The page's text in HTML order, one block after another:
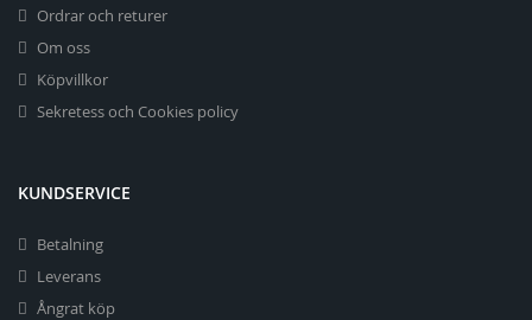
Ordrar och returer
Om oss
Köpvillkor
Sekretess och Cookies policy
KUNDSERVICE
Betalning
Leverans
Ångrat köp